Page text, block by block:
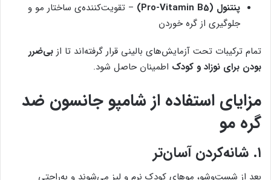
پنتنول (Pro-Vitamin B5)
– تقویت‌کننده‌ی ساختار مو و
جلوگیری از گره خوردن
تمام ترکیبات تحت آزمایش‌های بالینی قرار گرفته‌اند تا از بی‌ضرر
بودن برای نوزاد و کودک اطمینان حاصل شود.
مزایای استفاده از شامپو جانسون ضد
گره مو
۱. شانه‌کردن آسان‌تر